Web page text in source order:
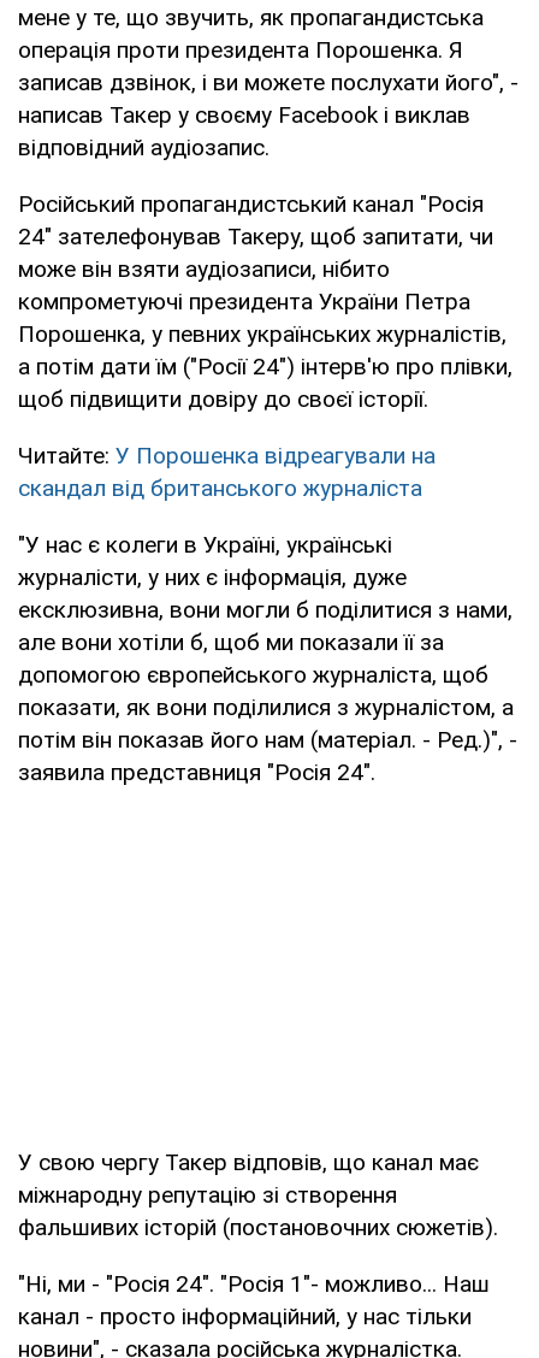
мене у те, що звучить, як пропагандистська
операція проти президента Порошенка. Я
записав дзвінок, і ви можете послухати його", -
написав Такер у своєму Facebook і виклав
відповідний аудіозапис.
Російський пропагандистський канал "Росія
24" зателефонував Такеру, щоб запитати, чи
може він взяти аудіозаписи, нібито
компрометуючі президента України Петра
Порошенка, у певних українських журналістів,
а потім дати їм ("Росії 24") інтерв'ю про плівки,
щоб підвищити довіру до своєї історії.
Читайте: У Порошенка відреагували на
скандал від британського журналіста
"У нас є колеги в Україні, українські
журналісти, у них є інформація, дуже
ексклюзивна, вони могли б поділитися з нами,
але вони хотіли б, щоб ми показали її за
допомогою європейського журналіста, щоб
показати, як вони поділилися з журналістом, а
потім він показав його нам (матеріал. - Ред.)", -
заявила представниця "Росія 24".
У свою чергу Такер відповів, що канал має
міжнародну репутацію зі створення
фальшивих історій (постановочних сюжетів).
"Ні, ми - "Росія 24". "Росія 1"- можливо... Наш
канал - просто інформаційний, у нас тільки
новини", - сказала російська журналістка.